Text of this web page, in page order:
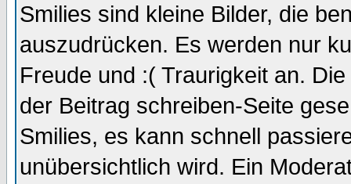
Smilies sind kleine Bilder, die
auszudrücken. Es werden nur
Freude und :( Traurigkeit an.
der Beitrag schreiben-Seite
Smilies, es kann schnell
unübersichtlich wird. Ein